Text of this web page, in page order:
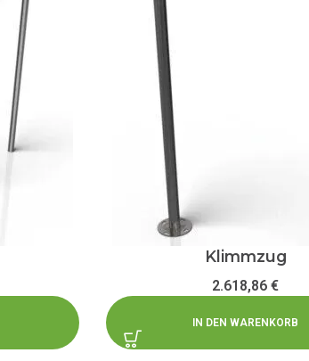
Klimmzug
2.618,86€
IN DEN WARENKORB